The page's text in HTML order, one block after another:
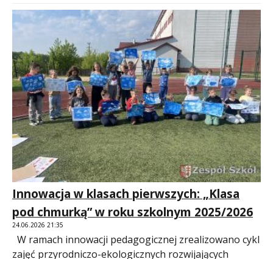
Innowacja w klasach pierwszych: „Klasa
pod chmurką” w roku szkolnym 2025/2026
24.06.2026 21:35
W ramach innowacji pedagogicznej zrealizowano cykl
zajęć przyrodniczo-ekologicznych rozwijających